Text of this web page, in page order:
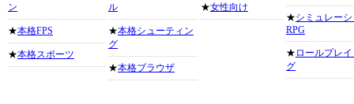
ン
★本格FPS
★本格スポーツ
ル
★本格シューティン
グ
★本格ブラウザ
★女性向け
★シミュレー
RPG
★ ロールプレ
グ